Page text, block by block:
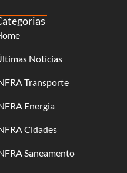
Notícias
Transporte
Energia
Cidades
Saneamento